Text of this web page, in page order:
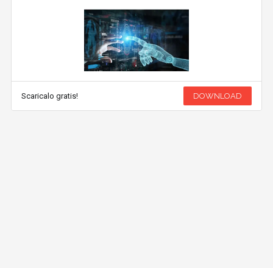
Scaricalo gratis! DOWNLOAD